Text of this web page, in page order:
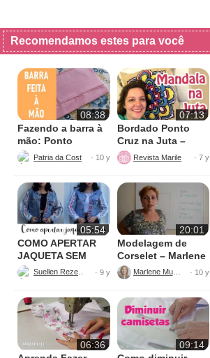
Recomendamos estes para você
08:38
Fazendo a barra à
mão: Ponto
escondido
· 10 y
07:13
Bordado Ponto
Cruz na Juta –
Fácil de Fazer
· 7 y
05:54
COMO APERTAR
JAQUETA SEM
MÁQUINA
Suellen Rezende · 9 y
20:01
Modelagem de
Corselet – Marlene
Mukai
Marlene Mukai · 10 y
06:36
09:14